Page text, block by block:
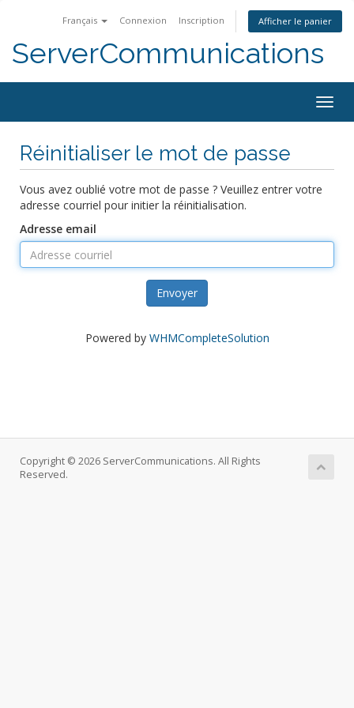
Français Connexion Inscription Afficher le panier
ServerCommunications
Réinitialiser le mot de passe
Vous avez oublié votre mot de passe ? Veuillez entrer votre
adresse courriel pour initier la réinitialisation.
Adresse email
Envoyer
Powered by WHMCompleteSolution
Copyright © 2026 ServerCommunications. All Rights
Reserved.